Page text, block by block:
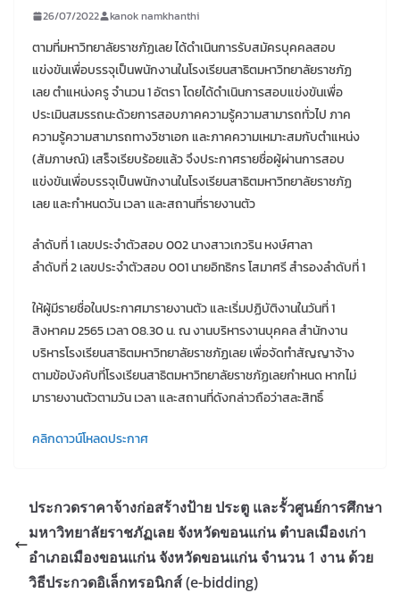
26/07/2022 kanok namkhanthi
ตามที่มหาวิทยาลัยราชภัฏเลย ได้ดำเนินการรับสมัครบุคคลสอบ
แข่งขันเพื่อบรรจุเป็นพนักงานในโรงเรียนสาธิตมหาวิทยาลัยราชภัฏ
เลย ตำแหน่งครู จำนวน 1 อัตรา โดยได้ดำเนินการสอบแข่งขันเพื่อ
ประเมินสมรรถนะด้วยการสอบภาคความรู้ความสามารถทั่วไป ภาค
ความรู้ความสามารถทางวิชาเอก และภาคความเหมาะสมกับตำแหน่ง
(สัมภาษณ์) เสร็จเรียบร้อยแล้ว จึงประกาศรายชื่อผู้ผ่านการสอบ
แข่งขันเพื่อบรรจุเป็นพนักงานในโรงเรียนสาธิตมหาวิทยาลัยราชภัฏ
เลย และกำหนดวัน เวลา และสถานที่รายงานตัว
ลำดับที่ 1 เลขประจำตัวสอบ 002 นางสาวเกวริน หงษ์ศาลา
ลำดับที่ 2 เลขประจำตัวสอบ 001 นายอิทธิกร โสมาศรี สำรองลำดับที่ 1
ให้ผู้มีรายชื่อในประกาศมารายงานตัว และเริ่มปฏิบัติงานในวันที่ 1
สิงหาคม 2565 เวลา 08.30 น. ณ งานบริหารงานบุคคล สำนักงาน
บริหารโรงเรียนสาธิตมหาวิทยาลัยราชภัฏเลย เพื่อจัดทำสัญญาจ้าง
ตามข้อบังคับที่โรงเรียนสาธิตมหาวิทยาลัยราชภัฏเลยกำหนด หากไม่
มารายงานตัวตามวัน เวลา และสถานที่ดังกล่าวถือว่าสละสิทธิ์
คลิกดาวน์โหลดประกาศ
ประกวดราคาจ้างก่อสร้างป้าย ประตู และรั้วศูนย์การศึกษา
มหาวิทยาลัยราชภัฏเลย จังหวัดขอนแก่น ตำบลเมืองเก่า
อำเภอเมืองขอนแก่น จังหวัดขอนแก่น จำนวน 1 งาน ด้วย
วิธีประกวดอิเล็กทรอนิกส์ (e-bidding)